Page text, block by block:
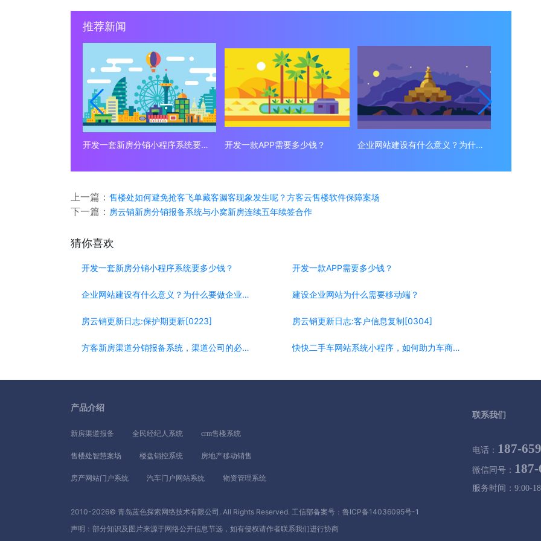
推荐新闻
开发一套新房分销小程序系统要多少钱？ 开发一款APP需要多少钱？ 企业网站建设有什么意义？为什么要做企业网站？
上一篇： 售楼处如何避免抢客飞单藏客漏客现象发生呢？方客云售楼软件保障案场
下一篇： 房云销新房分销报备系统与小窝新房连续五年续签合作
猜你喜欢
开发一套新房分销小程序系统要多少钱？ 开发一款APP需要多少钱？
企业网站建设有什么意义？为什么要做企业网站？ 建设企业网站为什么需要移动端？
房云销更新日志:保护期更新[0223] 房云销更新日志:客户信息复制[0304]
方客新房渠道分销报备系统，渠道公司的必选系统 快快二手车网站系统小程序，如何助力车商搭建自己平台
产品介绍
新房渠道报备 全民经纪人系统 crm售楼系统
售楼处智慧案场 楼盘销控系统 房地产移动销售
房产网站门户系统 汽车门户网站系统 物资管理系统
联系我们
电话： 187-
微信同号：
服务时间：9:00-
2010-2026© 青岛蓝色探索网络技术有限公司. All Rights Reserved. 工信部备案号：鲁ICP备14036095号-1
声明：部分知识及图片来源于网络公开信息节选，如有侵权请作者联系我们进行协商